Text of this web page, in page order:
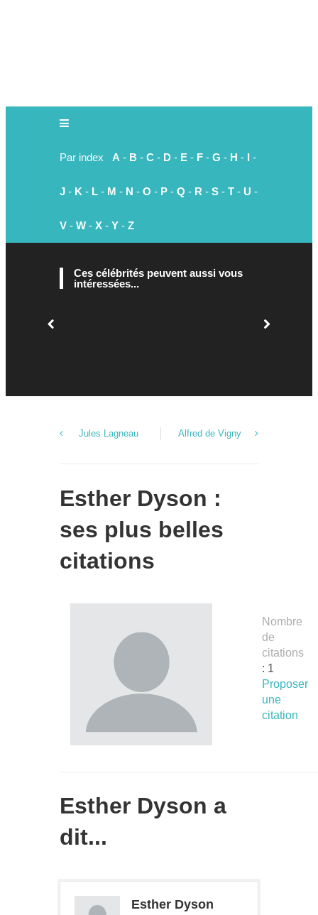
Par index A - B - C - D - E - F - G - H - I -
J - K - L - M - N - O - P - Q - R - S - T - U -
V - W - X - Y - Z
Ces célébrités peuvent aussi vous
intéressées...
Jules Lagneau Alfred de Vigny
Esther Dyson :
ses plus belles
citations
Nombre
de
citations
: 1
Proposer
une
citation
Esther Dyson a
dit...
Esther Dyson